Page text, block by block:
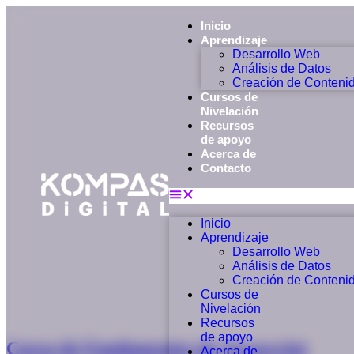
Inicio
Aprendizaje
Desarrollo Web
Análisis de Datos
Creación de
Cursos de
Nivelación
Recursos
de apoyo
Acerca de
Contacto
Inicio
Aprendizaje
Desarrollo Web
Análisis de Datos
Creación de
Cursos de
Nivelación
Recursos
de apoyo
Acerca de
Curso de Fundamentos de Javascript